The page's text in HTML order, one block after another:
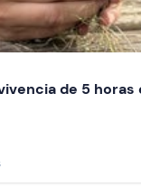
de 5 horas